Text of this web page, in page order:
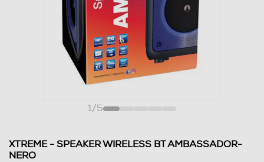
1/5
XTREME - SPEAKER WIRELESS BT AMBASSADOR-
NERO